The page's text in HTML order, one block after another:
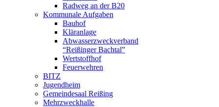
Radweg an der B20
Kommunale Aufgaben
Bauhof
Kläranlage
Abwasserzweckverband
“Reißinger Bachtal”
Wertstoffhof
Feuerwehren
BITZ
Jugendheim
Gemeindesaal Reißing
Mehrzweckhalle